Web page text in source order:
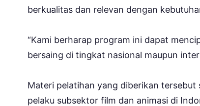
berkualitas dan relevan dengan
“Kami berharap program ini dapat
bersaing di tingkat nasional maupun
Materi pelatihan yang diberikan
pelaku subsektor film dan animasi di